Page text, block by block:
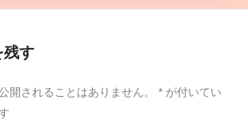
残す
開されることはありません。 * が付いてい